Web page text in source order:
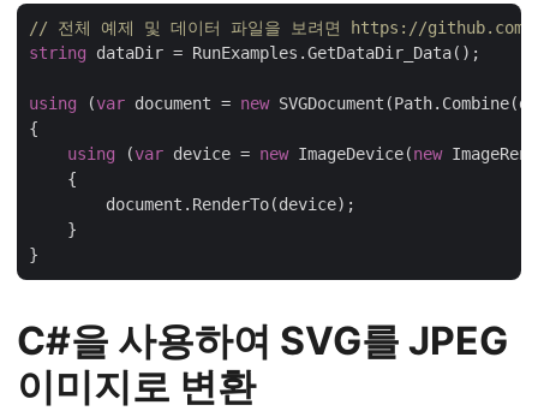
// 전체 예제 및 데이터 파일을 보려면 https://github.com/
string dataDir = RunExamples.GetDataDir_Data();
using (var document = new
{
using (var device = new ImageDevice(new
    {
        document.RenderTo(device);
    }
C#을 사용하여 SVG를 JPEG
이미지로 변환